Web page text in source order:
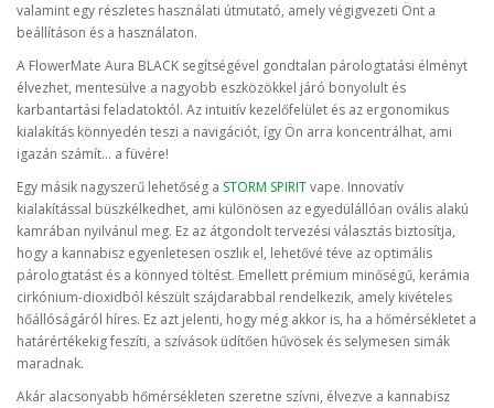
valamint egy részletes használati útmutató, amely végigvezeti Önt a
beállításon és a használaton.
A FlowerMate Aura BLACK segítségével gondtalan párologtatási élményt
élvezhet, mentesülve a nagyobb eszközökkel járó bonyolult és
karbantartási feladatoktól. Az intuitív kezelőfelület és az ergonomikus
kialakítás könnyedén teszi a navigációt, így Ön arra koncentrálhat, ami
igazán számít... a füvére!
Egy másik nagyszerű lehetőség a STORM SPIRITvape. Innovatív
kialakítással büszkélkedhet, ami különösen az egyedülállóan ovális alakú
kamrában nyilvánul meg. Ez az átgondolt tervezési választás biztosítja,
hogy a kannabisz egyenletesen oszlik el, lehetővé téve az optimális
párologtatást és a könnyed töltést. Emellett prémium minőségű, kerámia
cirkónium-dioxidból készült szájdarabbal rendelkezik, amely kivételes
hőállóságáról híres. Ez azt jelenti, hogy még akkor is, ha a hőmérsékletet a
határértékekig feszíti, a szívások üdítően hűvösek és selymesen simák
maradnak.
Akár alacsonyabb hőmérsékleten szeretne szívni, élvezve a kannabisz